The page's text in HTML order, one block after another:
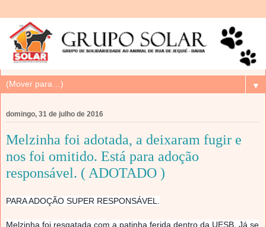
▼
domingo, 31 de julho de 2016
Melzinha foi adotada, a deixaram fugir e
nos foi omitido. Está para adoção
responsável. ( ADOTADO )
PARA ADOÇÃO SUPER RESPONSÁVEL.
Melzinha foi resgatada com a patinha ferida dentro da UESB. Já se